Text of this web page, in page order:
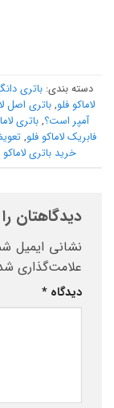
دسته بندی:باتری
لاماکو فلو,باتری اصل
آمپر است؟, باتری
فابریک لاماکو فلو,
خرید باتری لاماکو
دیدگاهتان
نشانی ایمیل
علامت‌گذاری
دیدگاه *